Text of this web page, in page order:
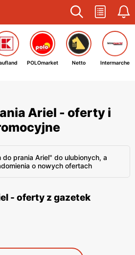
POLOmarket Netto Intermarche
Ariel - oferty i
do prania Ariel" do ulubionych, a
o nowych ofertach
- oferty z gazetek